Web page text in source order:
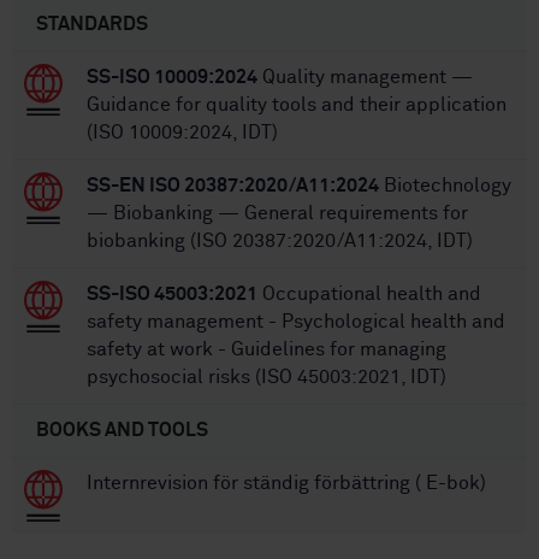
STANDARDS
SS-ISO 10009:2024 Quality management —
Guidance for quality tools and their application
(ISO 10009:2024, IDT)
SS-EN ISO 20387:2020/A11:2024 Biotechnology
— Biobanking — General requirements for
biobanking (ISO 20387:2020/A11:2024, IDT)
SS-ISO 45003:2021
Occupational health and
safety management - Psychological health and
safety at work - Guidelines for managing
psychosocial risks (ISO 45003:2021, IDT)
BOOKS AND TOOLS
Internrevision för ständig förbättring ( E-bok)